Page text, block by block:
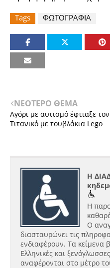
Tags ΦΩΤΟΓΡΑΦΙΑ
ΝΕΟΤΕΡΟ ΘΕΜΑ
Αγόρι με αυτισμό έφτιαξε τον
Τιτανικό με τουβλάκια Lego
Η
Η
Ο
διασταυρώνει τις
ενδιαφέρουν. Τα κείμενα
Ελληνικές και
αναφέρονται στο μέτρο